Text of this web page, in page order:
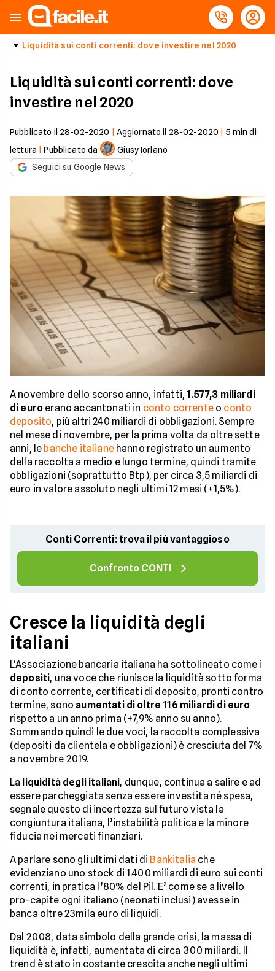
Liquidità sui conti correnti: dove investire nel 2020
Liquidità sui conti correnti: dove
investire nel 2020
Pubblicato il 28-02-2020 Aggiornato il 28-02-2020 5 min di
lettura |Pubblicato da
Giusy Iorlano
Seguici su Google News
A novembre dello scorso anno, infatti,1.577,3 miliardi
di euro erano accantonati in conto correnteo conto
deposito, più altri 240 miliardi di obbligazioni. Sempre
nel mese di novembre, per la prima volta da oltre sette
anni, le banche italianehanno registrato un aumento
della raccolta a medio e lungo termine, quindi tramite
obbligazioni (soprattutto Btp), per circa 3,5 miliardi di
euro in valore assoluto negli ultimi 12 mesi (+1,5%).
Conti Correnti: trova il più vantaggioso
Confronto CONTI
Cresce la liquidità degli
italiani
L'Associazione bancaria italiana ha sottolineato come i
depositi, una voce che riunisce la liquidità sotto forma
di conto corrente, certificati di deposito, pronti contro
termine, sono aumentati di oltre 116 miliardi di euro
rispetto a un anno prima (+7,9% anno su anno).
Sommando quindi le due voci, la raccolta complessiva
(depositi da clientela e obbligazioni) è cresciuta del 7%
a novembre 2019.
La liquidità degli italiani, dunque, continua a salire e ad
essere parcheggiata senza essere investita né spesa,
segnale questo di incertezza sul futuro vista la
congiuntura italiana, l’instabilità politica e la minore
fiducia nei mercati finanziari.
A parlare sono gli ultimi dati di Bankitalia che
evidenziano uno stock di 1.400 miliardi di euro sui conti
correnti, in pratica l’80% del Pil. E’ come se a livello
pro-capite ogni italiano (neonati inclusi) avesse in
banca oltre 23mila euro di liquidi.
Dal 2008, data simbolo della grande crisi, la massa di
liquidità è, infatti, aumentata di circa 300 miliardi. Il
trend è stato in costante crescita anche negli ultimi